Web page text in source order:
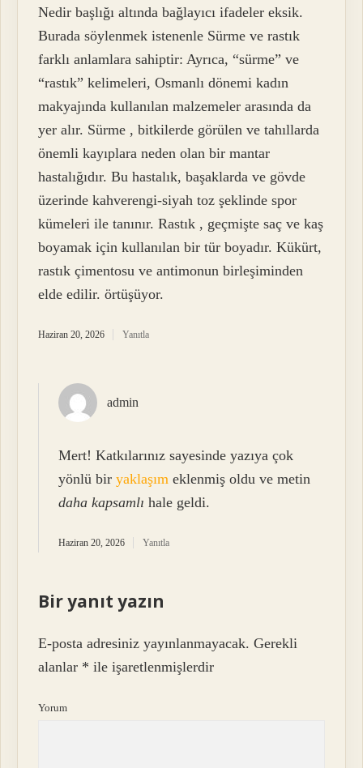
Nedir başlığı altında bağlayıcı ifadeler eksik.
Burada söylenmek istenenle Sürme ve rastık
farklı anlamlara sahiptir: Ayrıca, “sürme” ve
“rastık” kelimeleri, Osmanlı dönemi kadın
makyajında kullanılan malzemeler arasında da
yer alır. Sürme , bitkilerde görülen ve tahıllarda
önemli kayıplara neden olan bir mantar
hastalığıdır. Bu hastalık, başaklarda ve gövde
üzerinde kahverengi-siyah toz şeklinde spor
kümeleri ile tanınır. Rastık , geçmişte saç ve kaş
boyamak için kullanılan bir tür boyadır. Kükürt,
rastık çimentosu ve antimonun birleşiminden
elde edilir. örtüşüyor.
Haziran 20, 2026 Yanıtla
admin
Mert! Katkılarınız sayesinde yazıya çok
yönlü biryaklaşım eklenmiş oldu ve metin
daha kapsamlı hale geldi.
Haziran 20, 2026 Yanıtla
Bir yanıt yazın
E-posta adresiniz yayınlanmayacak. Gerekli
alanlar * ile işaretlenmişlerdir
Yorum